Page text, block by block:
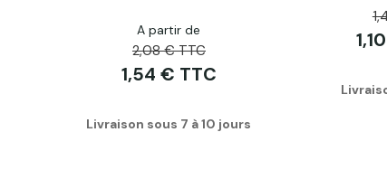
A partir de
2,08 € TTC
1,54 € TTC
Livraison sous 7 à 10 jours